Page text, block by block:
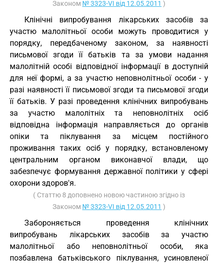
Законом № 3323-VI від 12.05.2011 )
Клінічні випробування лікарських засобів за
участю малолітньої особи можуть проводитися у
порядку, передбаченому законом, за наявності
письмової згоди її батьків та за умови надання
малолітній особі відповідної інформації в доступній
для неї формі, а за участю неповнолітньої особи - у
разі наявності її письмової згоди та письмової згоди
її батьків. У разі проведення клінічних випробувань
за участю малолітніх та неповнолітніх осіб
відповідна інформація направляється до органів
опіки та піклування за місцем постійного
проживання таких осіб у порядку, встановленому
центральним органом виконавчої влади, що
забезпечує формування державної політики у сфері
охорони здоров'я.
( Статтю 8 доповнено новою частиною згідно із
Законом № 3323-VI від 12.05.2011 )
Забороняється проведення клінічних
випробувань лікарських засобів за участю
малолітньої або неповнолітньої особи, яка
позбавлена батьківського піклування, усиновленої